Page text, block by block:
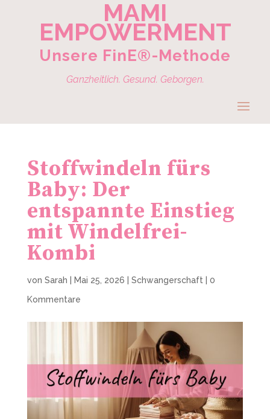
MAMI
EMPOWERMENT
Unsere FinE®-Methode
Ganzheitlich. Gesund. Geborgen.
Stoffwindeln fürs
Baby: Der
entspannte Einstieg
mit Windelfrei-
Kombi
von Sarah Mai 25, 2026 Schwangerschaft
0
Kommentare